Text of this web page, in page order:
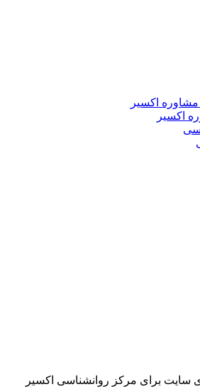
اکسیر
اکسیر
سایت برای مرکز روانشناسی اکسیر